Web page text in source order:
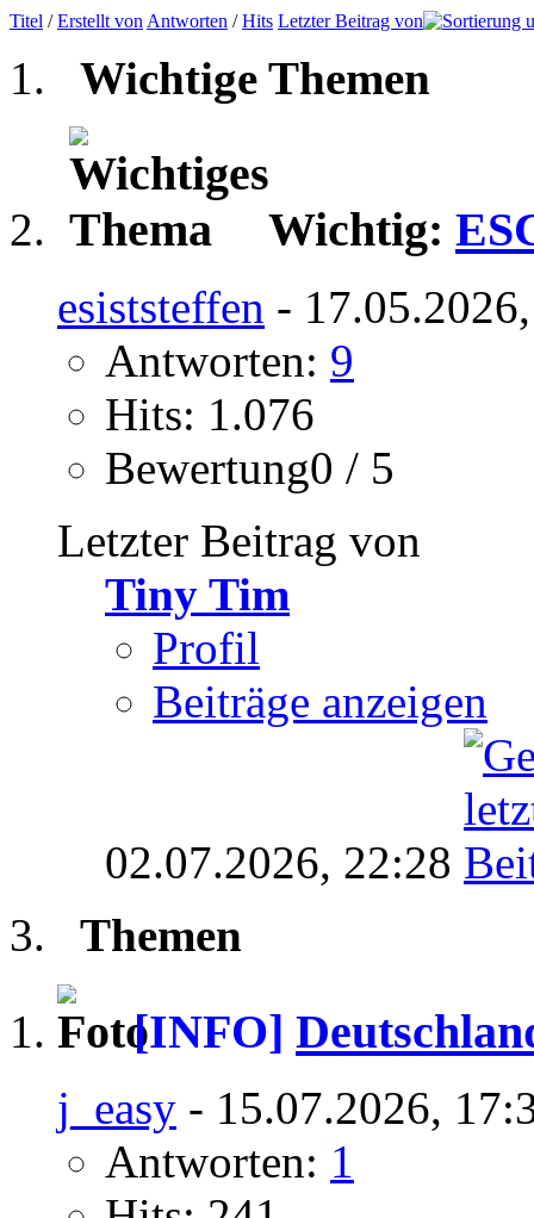
Titel /Erstellt von Antworten /Hits Letzter Beitrag von
Wichtige Themen
Wichtig:
esiststeffen -
Antworten: 9
Hits: 1.076
Bewertung0 / 5
Letzter Beitrag von
Tiny Tim
Profil
Beiträge anzeigen
02.07.2026, 22:28
Themen
[INFO]
j_easy - 15.07.2026,
Antworten: 1